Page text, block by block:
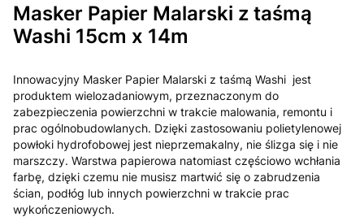
Masker Papier Malarski z taśmą
Washi 15cm x 14m
Innowacyjny Masker Papier Malarski z taśmą Washi jest
produktem wielozadaniowym, przeznaczonym do
zabezpieczenia powierzchni w trakcie malowania, remontu i
prac ogólnobudowlanych. Dzięki zastosowaniu polietylenowej
powłoki hydrofobowej jest nieprzemakalny, nie ślizga się i nie
marszczy. Warstwa papierowa natomiast częściowo wchłania
farbę, dzięki czemu nie musisz martwić się o zabrudzenia
ścian, podłóg lub innych powierzchni w trakcie prac
wykończeniowych.